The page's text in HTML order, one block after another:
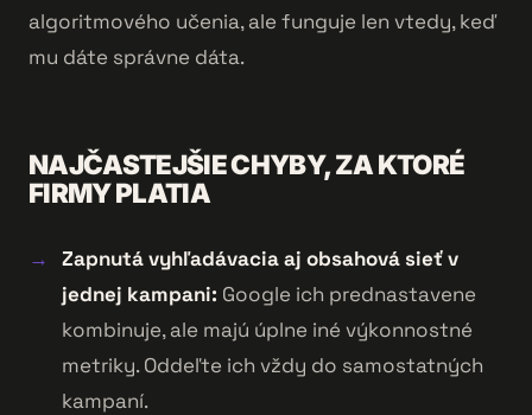
algoritmového učenia, ale funguje len vtedy, keď
mu dáte správne dáta.
NAJČASTEJŠIE CHYBY, ZA KTORÉ
FIRMY PLATIA
Zapnutá vyhľadávacia aj obsahová sieť v
jednej kampani: Google ich prednastavene
kombinuje, ale majú úplne iné výkonnostné
metriky. Oddeľte ich vždy do samostatných
kampaní.